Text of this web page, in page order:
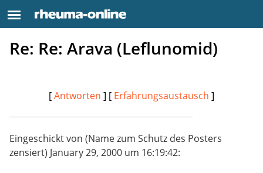
Re: Re: Arava (Leflunomid)
[Antworten ] [ Erfahrungsaustausch ]
Eingeschickt von (Name zum Schutz des Posters
zensiert) January 29, 2000 um 16:19:42: